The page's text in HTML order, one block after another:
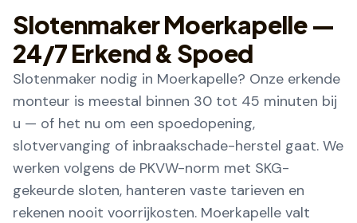
SlotenmakerMoerkapelle—
24/7 Erkend & Spoed
Slotenmaker nodig in Moerkapelle? Onze erkende
monteur is meestal binnen 30 tot 45 minuten bij
u — of het nu om een spoedopening,
slotvervanging of inbraakschade-herstel gaat. We
werken volgens de PKVW-norm met SKG-
gekeurde sloten, hanteren vaste tarieven en
rekenen nooit voorrijkosten. Moerkapelle valt